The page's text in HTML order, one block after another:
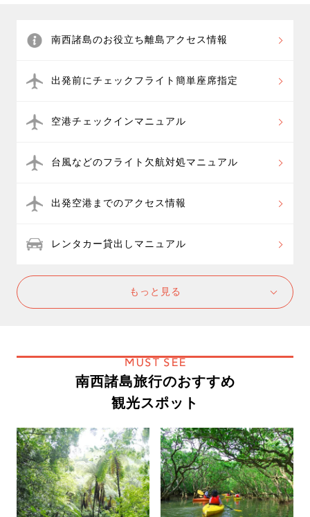
南西諸島のお役立ち離島アクセス情報
出発前にチェックフライト簡単座席指定
空港チェックインマニュアル
台風などのフライト欠航対処マニュアル
出発空港までのアクセス情報
レンタカー貸出しマニュアル
もっと見る
MUST SEE
南西諸島旅行のおすすめ
観光スポット